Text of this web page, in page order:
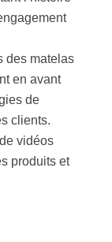
des matelas
en avant
de
clients.
vidéos
produits et